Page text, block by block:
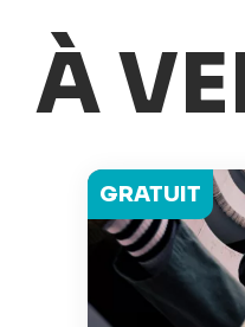
À
GRATUIT